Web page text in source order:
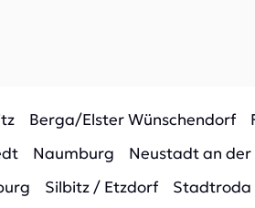
Berga/Elster Wünschendorf
Naumburg Neustadt an der
Silbitz / Etzdorf Stadtroda